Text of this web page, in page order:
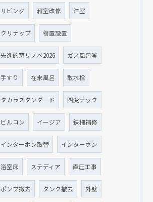
リビング 和室改修 洋室
クリナップ 物置設置
先進的窓リノベ2026 ガス風呂釜
手すり 在来風呂 散水栓
タカラスタンダード 四変テック
ビルコン イージア 鉄柵補修
インターホン取替 インターホン
浴室床 ステディア 直圧工事
ポンプ撤去 タンク撤去 外壁